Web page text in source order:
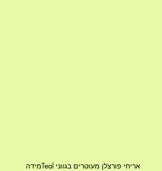
אריחי פורצלן מעוטרים בגווני Tealמידה